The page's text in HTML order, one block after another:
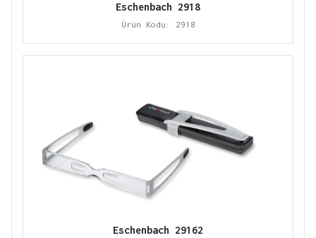
Eschenbach 2918
Ürün Kodu: 2918
Eschenbach 29162